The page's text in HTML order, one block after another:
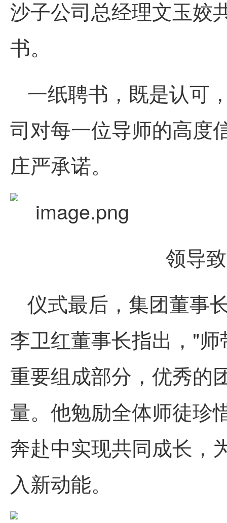
沙子公司总经理文玉姣
书。
一纸聘书，既是认可
司对每一位导师的高度
庄严承诺。
领导
仪式最后，集团董事
李卫红董事长指出，"师
重要组成部分，优秀的
量。他勉励全体师徒珍
奔赴中实现共同成长，
入新动能。